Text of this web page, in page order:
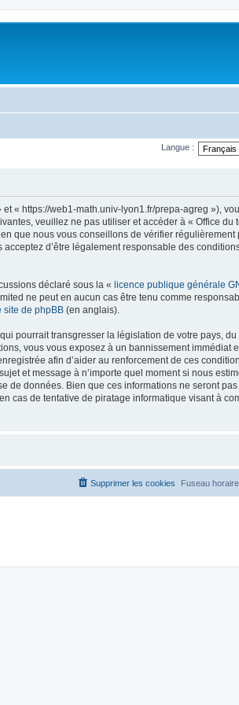
Langue :
« https://web1-math.univ-lyon1.fr/prepa-agreg »),
veuillez ne pas utiliser et accéder à « Office du
que nous vous conseillons de vérifier régulièrement
d’être légalement responsable des
déclaré sous la « licence publique générale
ne peut en aucun cas être tenu comme
site de phpBB (en anglais).
pourrait transgresser la législation de votre pays,
vous vous exposez à un bannissement immédiat
afin d’aider au renforcement de ces
et message à n’importe quel moment si nous
de données. Bien que ces informations ne seront
cas de tentative de piratage informatique visant à
Fuseau
Supprimer les cookies